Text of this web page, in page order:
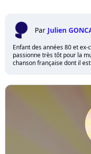
Par Julien
Enfant des années 80 et
passionne très tôt pour la
chanson française dont il